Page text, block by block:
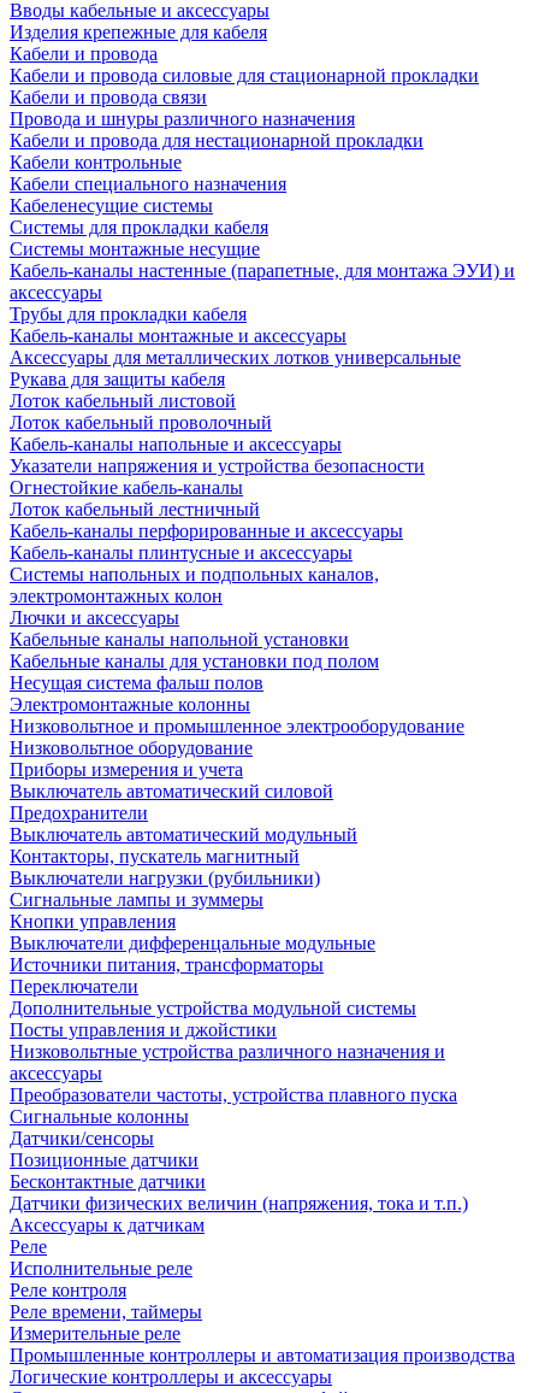
Вводы кабельные и аксессуары
Изделия крепежные для кабеля
Кабели и провода
Кабели и провода силовые для стационарной прокладки
Кабели и провода связи
Провода и шнуры различного назначения
Кабели и провода для нестационарной прокладки
Кабели контрольные
Кабели специального назначения
Кабеленесущие системы
Системы для прокладки кабеля
Системы монтажные несущие
Кабель-каналы настенные (парапетные, для монтажа ЭУИ) и
аксессуары
Трубы для прокладки кабеля
Кабель-каналы монтажные и аксессуары
Аксессуары для металлических лотков универсальные
Рукава для защиты кабеля
Лоток кабельный листовой
Лоток кабельный проволочный
Кабель-каналы напольные и аксессуары
Указатели напряжения и устройства безопасности
Огнестойкие кабель-каналы
Лоток кабельный лестничный
Кабель-каналы перфорированные и аксессуары
Кабель-каналы плинтусные и аксессуары
Системы напольных и подпольных каналов,
электромонтажных колон
Лючки и аксессуары
Кабельные каналы напольной установки
Кабельные каналы для установки под полом
Несущая система фальш полов
Электромонтажные колонны
Низковольтное и промышленное электрооборудование
Низковольтное оборудование
Приборы измерения и учета
Выключатель автоматический силовой
Предохранители
Выключатель автоматический модульный
Контакторы, пускатель магнитный
Выключатели нагрузки (рубильники)
Сигнальные лампы и зуммеры
Кнопки управления
Выключатели дифференцальные модульные
Источники питания, трансформаторы
Переключатели
Дополнительные устройства модульной системы
Посты управления и джойстики
Низковольтные устройства различного назначения и
аксессуары
Преобразователи частоты, устройства плавного пуска
Сигнальные колонны
Датчики/сенсоры
Позиционные датчики
Бесконтактные датчики
Датчики физических величин (напряжения, тока и т.п.)
Аксессуары к датчикам
Реле
Исполнительные реле
Реле контроля
Реле времени, таймеры
Измерительные реле
Промышленные контроллеры и автоматизация производства
Логические контроллеры и аксессуары